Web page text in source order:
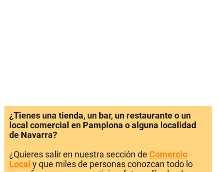
¿Tienes una tienda, un bar, un restaurante o un
local comercial en Pamplona o alguna localidad
de Navarra?
¿Quieres salir en nuestra sección de Comercio
Local y que miles de personas conozcan todo lo